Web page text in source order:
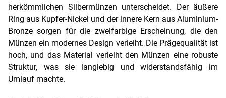
herkömmlichen Silbermünzen unterscheidet. Der äußere
Ring aus Kupfer-Nickel und der innere Kern aus Aluminium-
Bronze sorgen für die zweifarbige Erscheinung, die den
Münzen ein modernes Design verleiht. Die Prägequalität ist
hoch, und das Material verleiht den Münzen eine robuste
Struktur, was sie langlebig und widerstandsfähig im
Umlauf machte.